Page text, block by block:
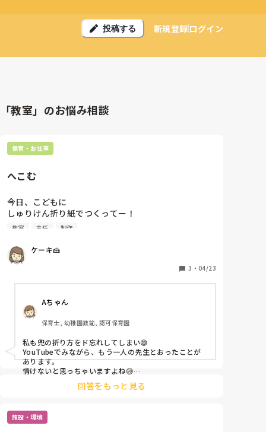
投稿する 新規登録ログイン
「教室」のお悩み相談
保育・お仕事
へこむ
今日、こどもに
しゅりけん折り紙でつくってー！
と言われました
教室の簡単折り紙の本を見ながら作ってました。
そしたら主任が
少しきつめな言い方を
本を見なくても作れるようにしたいと思います😰
教室 主任 制作
ケーキ🍰
3 ・ 04/23
Aちゃん
保育士, 幼稚園教諭, 認可保育園
私も兜の折り方をド忘れしてしまい😅
YouTubeでみながら、もう一人の先生とおったことが
あります。
情けないと思っちゃいますよね😅
私も基本の折り紙の折り方は勉強しなおそうと思いまし
回答をもっと見る
施設・環境